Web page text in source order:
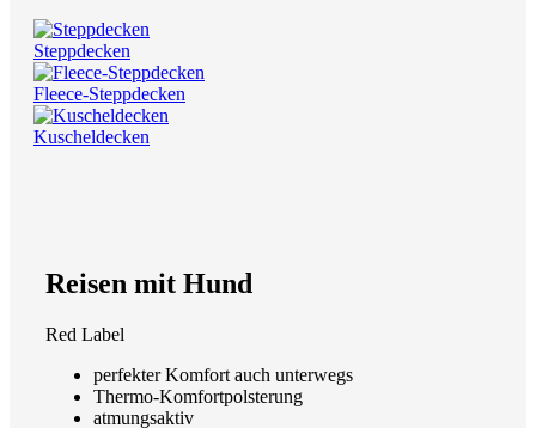
Steppdecken
Fleece-Steppdecken
Kuscheldecken
Reisen mit Hund
Red Label
perfekter Komfort auch unterwegs
Thermo-Komfortpolsterung
atmungsaktiv